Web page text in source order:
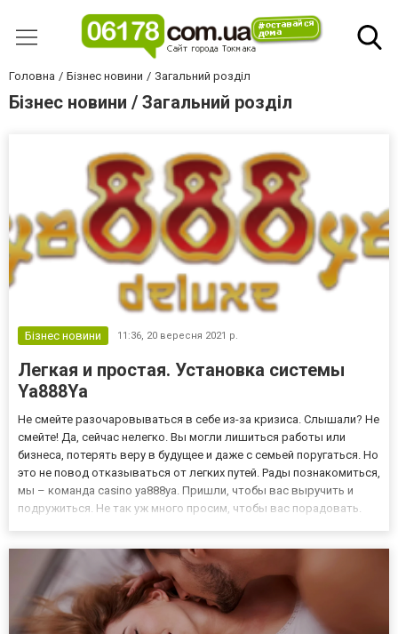
Головна Бізнес новини Загальний розділ
Бізнес новини / Загальний розділ
Бізнес новини 11:36, 20 вересня 2021 р.
Легкая и простая. Установка системы
Ya888Ya
Не смейте разочаровываться в себе из-за кризиса. Слышали? Не
смейте! Да, сейчас нелегко. Вы могли лишиться работы или
бизнеса, потерять веру в будущее и даже с семьей поругаться. Но
это не повод отказываться от легких путей. Рады познакомиться,
мы – команда casino ya888ya. Пришли, чтобы вас выручить и
подружиться. Не так уж много просим, чтобы вас порадовать.